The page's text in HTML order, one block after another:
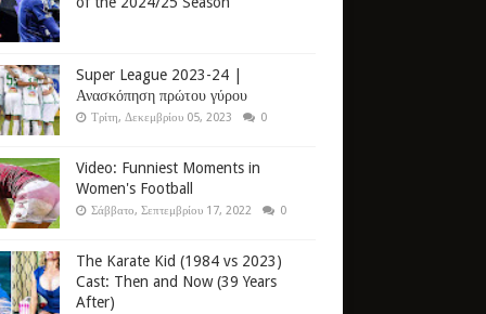
Super League 2023-24 |
Ανασκόπηση πρώτου γύρου
Τρίτη, Δεκεμβρίου 05, 2023 0
Video: Funniest Moments in
Women's Football
Σάββατο, Σεπτεμβρίου 17, 2022 0
The Karate Kid (1984 vs 2023)
Cast: Then and Now (39 Years
After)